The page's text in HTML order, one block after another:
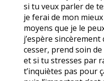
si tu veux parler de
je ferai de mon
moyens que je le
j’espère
cesser, prend soin
et si tu stresses par
t’inquiètes pas pour